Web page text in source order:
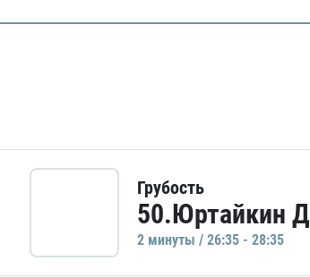
Грубость
50.Юртайкин
2 минуты / 26:35 - 28:35